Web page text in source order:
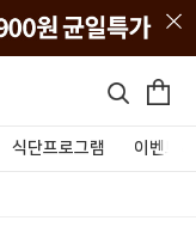
식단프로그램 이벤트&